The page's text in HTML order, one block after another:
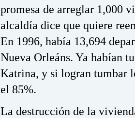
promesa de arreglar 1,000
alcaldía dice que quiere
En 1996, había 13,694
Nueva Orleáns. Ya habían
Katrina, y si logran tumbar
el 85%.
La destrucción de la